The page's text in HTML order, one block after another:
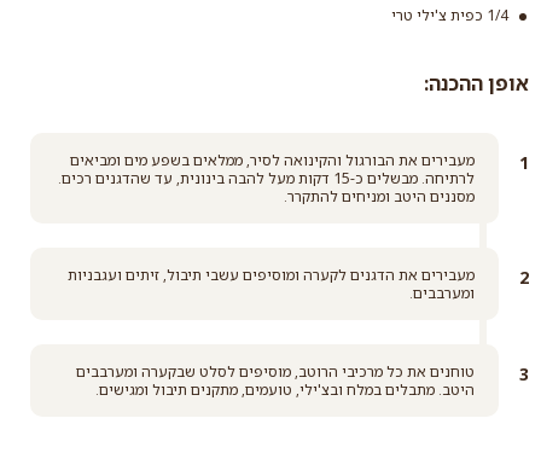
1/4 כפית צ'ילי טרי
אופן ההכנה:
מעבירים את הבורגול והקינואה לסיר, ממלאים בשפע מים ומביאים
לרתיחה. מבשלים כ-15 דקות מעל להבה בינונית, עד שהדגנים רכים.
מסננים היטב ומניחים להתקרר.
מעבירים את הדגנים לקערה ומוסיפים עשבי תיבול, זיתים ועגבניות
ומערבבים.
טוחנים את כל מרכיבי הרוטב, מוסיפים לסלט שבקערה ומערבבים
היטב. מתבלים במלח ובצ'ילי, טועמים, מתקנים תיבול ומגישים.